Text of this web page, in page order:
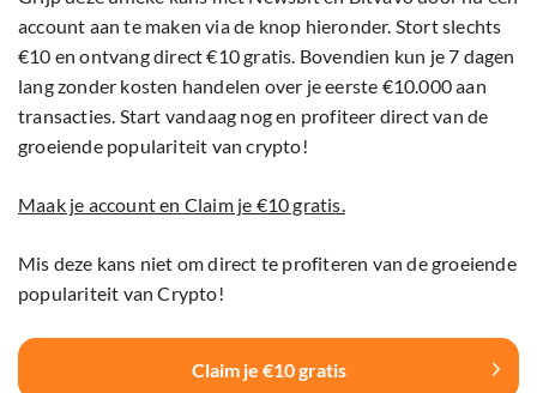
account aan te maken via de knop hieronder. Stort slechts
€10 en ontvang direct €10 gratis. Bovendien kun je 7 dagen
lang zonder kosten handelen over je eerste €10.000 aan
transacties. Start vandaag nog en profiteer direct van de
groeiende populariteit van crypto!
Maak je account en Claim je €10 gratis.
Mis deze kans niet om direct te profiteren van de groeiende
populariteit van Crypto!
Claim je €10 gratis